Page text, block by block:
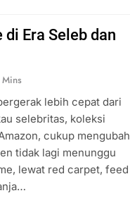
Era Seleb dan
Mins
lebih cepat dari
selebritas, koleksi
cukup mengubah
tidak lagi menunggu
lewat red carpet, feed